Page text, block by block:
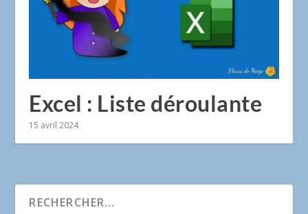
Excel : Liste déroulante
15 avril 2024